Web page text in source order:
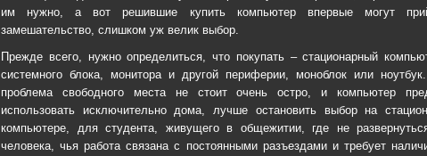
им нужно, а вот решившие купить компьютер впервые могут
замешательство, слишком уж велик выбор.
Прежде всего, нужно определиться, что покупать – стационарный
системного блока, монитора и другой периферии, моноблок или
проблема свободного места не стоит очень остро, и компьютер
использовать исключительно дома, лучше остановить выбор на
компьютере, для студента, живущего в общежитии, где не
человека, чья работа связана с постоянными разъездами и требует